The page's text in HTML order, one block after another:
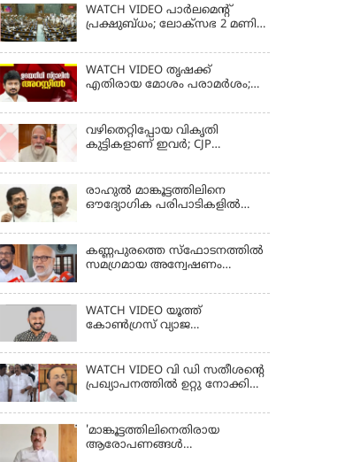
WATCH VIDEO പാർലമെൻ്റ്
പ്രക്ഷുബ്ധം; ലോക്സഭ 2 മണി
WATCH VIDEO തൃഷക്ക്
എതിരായ മോശം പരാമര്‍ശം;
വഴിതെറ്റിപ്പോയ വികൃതി
കുട്ടികളാണ് ഇവര്‍; CJP
അധിക്ഷേപ പരാമര്‍ശങ്ങളിൽ
മോദി
രാഹുല്‍ മാങ്കൂട്ടത്തിലിനെ
ഔദ്യോഗിക പരിപാടികളില്‍
കൃഷ്ണകുമാര്‍
കണ്ണപുരത്തെ സ്‌ഫോടനത്തില്‍
സമഗ്രമായ അന്വേഷണം
WATCH VIDEO യൂത്ത്
കോൺഗ്രസ് വ്യാജ
രാഹുൽ മാങ്കൂട്ടത്തിലിനെ
ചോദ്യം ചെയ്യും
WATCH VIDEO വി ഡി സതീശൻ്റെ
പ്രഖ്യാപനത്തിൽ ഉറ്റു നോക്കി
'മാങ്കൂട്ടത്തിലിനെതിരായ
ആരോപണങ്ങള്‍